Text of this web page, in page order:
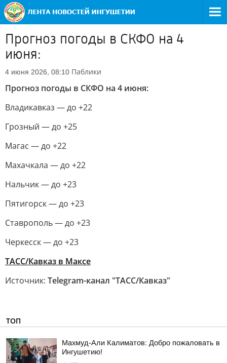
Прогноз погоды в СКФО на 4
июня:
4 июня 2026, 08:10 Паблики
Прогноз погоды в СКФО на 4 июня:
Владикавказ — до +22
Грозный — до +25
Магас — до +22
Махачкала — до +22
Нальчик — до +23
Пятигорск — до +23
Ставрополь — до +23
Черкесск — до +23
ТАСС/Кавказ в Максе
Источник: Telegram-канал "ТАСС/Кавказ"
ТОП
Махмуд-Али Калиматов: Добро пожаловать в
Ингушетию!